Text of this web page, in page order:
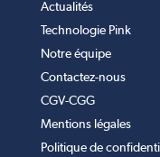
Actualités
Technologie Pink
Notre équipe
Contactez-nous
CGV-CGG
Mentions légales
Politique de